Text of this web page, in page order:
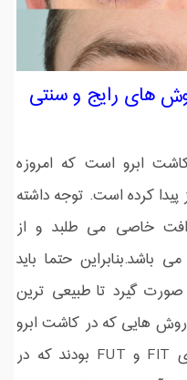
های رایج و سنتی
ابرو است که امروزه
پیدا کرده است. توجه داشته
خاصی می طلبد و از
باشد.بنابراین حتما باید
گیرد تا طبیعی ترین
هایی که در کاشت ابرو
برای آقایان معرفی شد روش های FIT و FUT بودند که در